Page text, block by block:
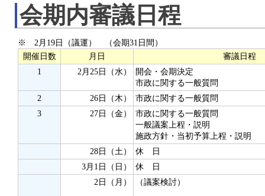
会期内審議日程
※ 2月19日（議運） （会期31日間）
開催日数
月日
審議日程
1
2月25日（水）
開会・会期決定
市政に関する一般質問
2
26日（木）
市政に関する一般質問
3
27日（金）
市政に関する一般質問
一般議案上程・説明
施政方針・当初予算上程・説明
28日（土）
休 日
3月1日（日）
休 日
2日（月）
（議案検討）